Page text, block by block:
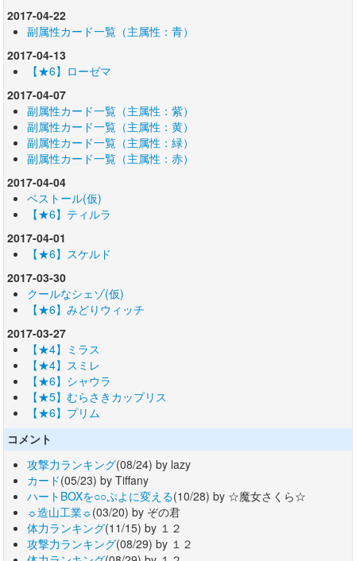
2017-04-22
副属性カード一覧（主属性：青）
2017-04-13
【★6】ローゼマ
2017-04-07
副属性カード一覧（主属性：紫）
副属性カード一覧（主属性：黄）
副属性カード一覧（主属性：緑）
副属性カード一覧（主属性：赤）
2017-04-04
ベストール(仮)
【★6】ティルラ
2017-04-01
【★6】スケルド
2017-03-30
クールなシェゾ(仮)
【★6】みどりウィッチ
2017-03-27
【★4】ミラス
【★4】スミレ
【★6】シャウラ
【★5】むらさきカップリス
【★6】プリム
コメント
攻撃力ランキング(08/24) by lazy
カード(05/23) by Tiffany
ハートBOXを○○ぷよに変える(10/28) by ☆魔女さくら☆
☼造山工業☼(03/20) by ぞの君
体力ランキング(11/15) by １２
攻撃力ランキング(08/29) by １２